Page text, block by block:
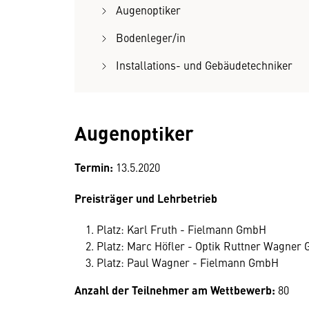
Augenoptiker
Bodenleger/in
Installations- und Gebäudetechniker
Augenoptiker
Termin: 13.5.2020
Preisträger und Lehrbetrieb
Platz: Karl Fruth - Fielmann GmbH
Platz: Marc Höfler - Optik Ruttner Wagner
Platz: Paul Wagner - Fielmann GmbH
Anzahl der Teilnehmer am Wettbewerb: 80